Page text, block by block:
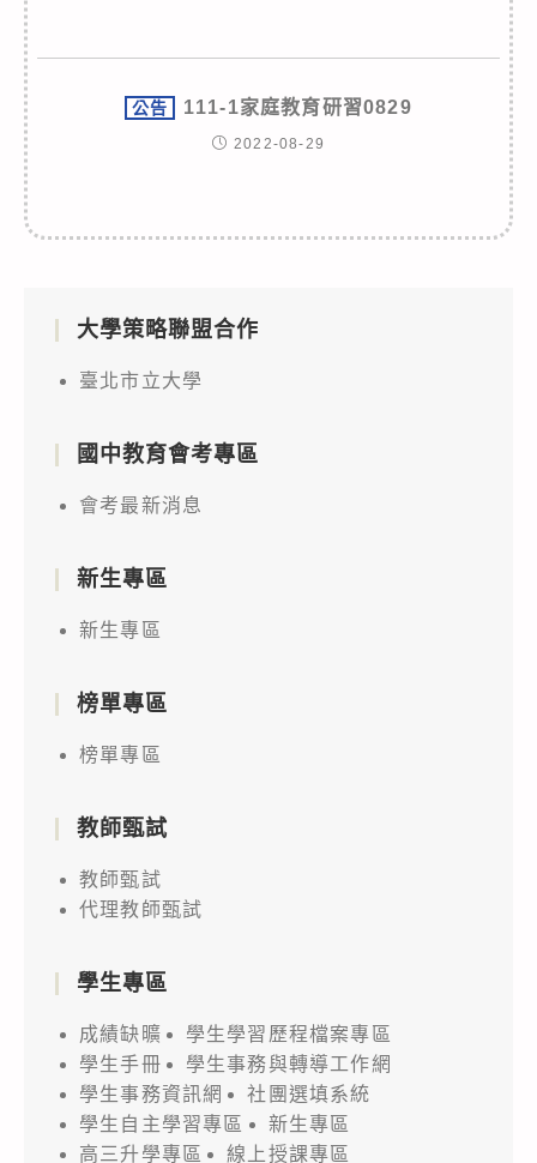
公告 111-1家庭教育研習0829
2022-08-29
大學策略聯盟合作
臺北市立大學
國中教育會考專區
會考最新消息
新生專區
新生專區
榜單專區
榜單專區
教師甄試
教師甄試
代理教師甄試
學生專區
成績缺曠
學生學習歷程檔案專區
學生手冊
學生事務與轉導工作網
學生事務資訊網
社團選填系統
學生自主學習專區
新生專區
高三升學專區
線上授課專區